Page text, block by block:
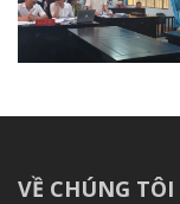
VỀ CHÚNG TÔI